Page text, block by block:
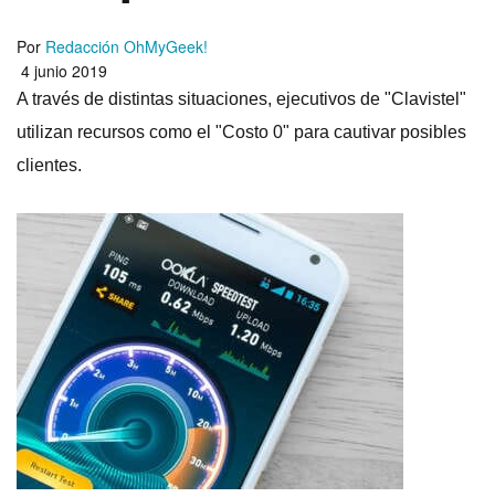
Por Redacción OhMyGeek!
4 junio 2019
A través de distintas situaciones, ejecutivos de "Clavistel"
utilizan recursos como el "Costo 0" para cautivar posibles
clientes.